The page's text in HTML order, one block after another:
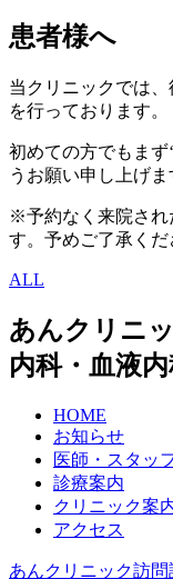
患者様へ
当クリニックでは、
を行っております。
初めての方でもまず
うお願い申し上げま
※予約なく来院され
す。予めご了承くだ
ALL
あんクリニ
内科・血液
HOME
お知らせ
医師・スタッ
診療案内
クリニック案
アクセス
あんクリニック訪問